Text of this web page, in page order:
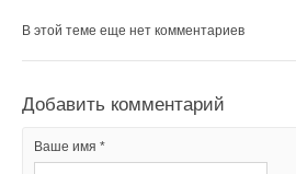
В этой теме еще нет комментариев
Добавить комментарий
Ваше имя *
страны и решения задач:
деревень, во многих из которых
вопрос централизованного
электрической энергией;
очищения лесов от накопившихся